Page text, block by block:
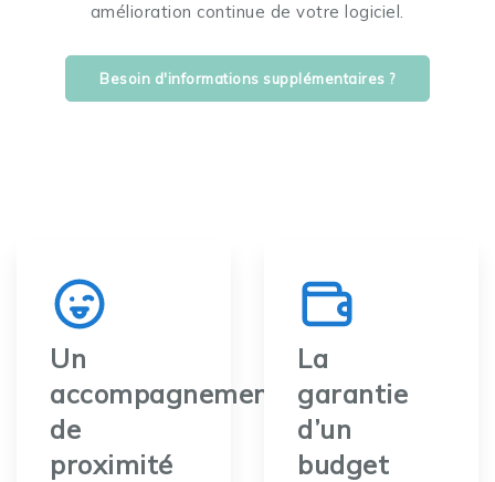
amélioration continue de votre logiciel.
Besoin d'informations supplémentaires ?
Un
accompagnement
de
proximité
La
garantie
d’un
budget